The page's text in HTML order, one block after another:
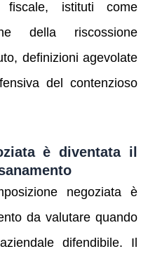
fiscale, istituti come
della riscossione
definizioni agevolate
del contenzioso
è diventata il
negoziata è
da valutare quando
difendibile. Il